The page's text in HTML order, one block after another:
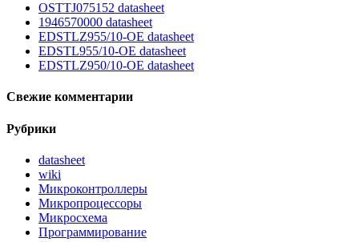
OSTTJ075152 datasheet
1946570000 datasheet
EDSTLZ955/10-OE datasheet
EDSTL955/10-OE datasheet
EDSTLZ950/10-OE datasheet
Свежие комментарии
Рубрики
datasheet
wiki
Микроконтроллеры
Микропроцессоры
Микросхема
Программирование